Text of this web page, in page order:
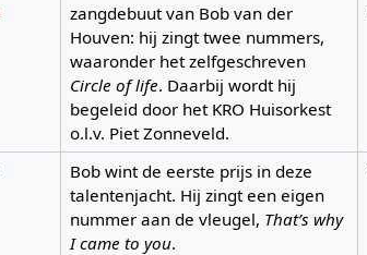
zangdebuut van Bob van der
Houven: hij zingt twee nummers,
waaronder het zelfgeschreven
Circle of life. Daarbij wordt hij
begeleid door het KRO Huisorkest
o.l.v. Piet Zonneveld.
Bob wint de eerste prijs in deze
talentenjacht. Hij zingt een eigen
nummer aan de vleugel, That’s why
I came to you.